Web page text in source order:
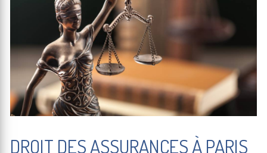
DROIT DES ASSURANCES À PARIS